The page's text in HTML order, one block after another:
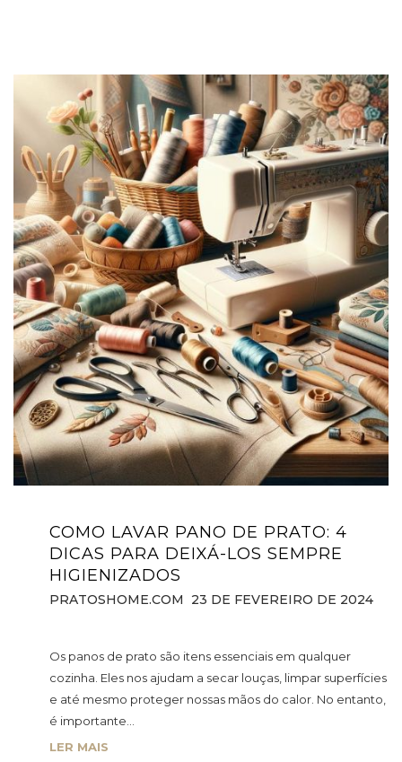
COMO LAVAR PANO DE PRATO: 4
DICAS PARA DEIXÁ-LOS SEMPRE
HIGIENIZADOS
PRATOSHOME.COM 23 DE FEVEREIRO DE 2024
Os panos de prato são itens essenciais em qualquer
cozinha. Eles nos ajudam a secar louças, limpar superfícies
e até mesmo proteger nossas mãos do calor. No entanto,
é importante…
LER MAIS